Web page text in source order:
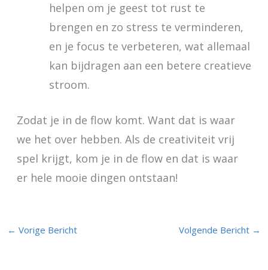
helpen om je geest tot rust te
brengen en zo stress te verminderen,
en je focus te verbeteren, wat allemaal
kan bijdragen aan een betere creatieve
stroom.
Zodat je in de flow komt. Want dat is waar
we het over hebben. Als de creativiteit vrij
spel krijgt, kom je in de flow en dat is waar
er hele mooie dingen ontstaan!
← Vorige Bericht Volgende Bericht →